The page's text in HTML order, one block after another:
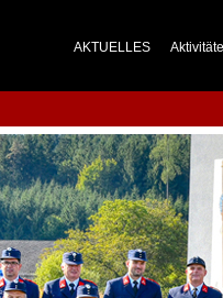
AKTUELLES